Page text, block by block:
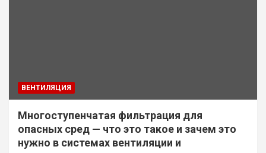
ВЕНТИЛЯЦИЯ
Многоступенчатая фильтрация для
опасных сред — что это такое и зачем это
нужно в системах вентиляции и